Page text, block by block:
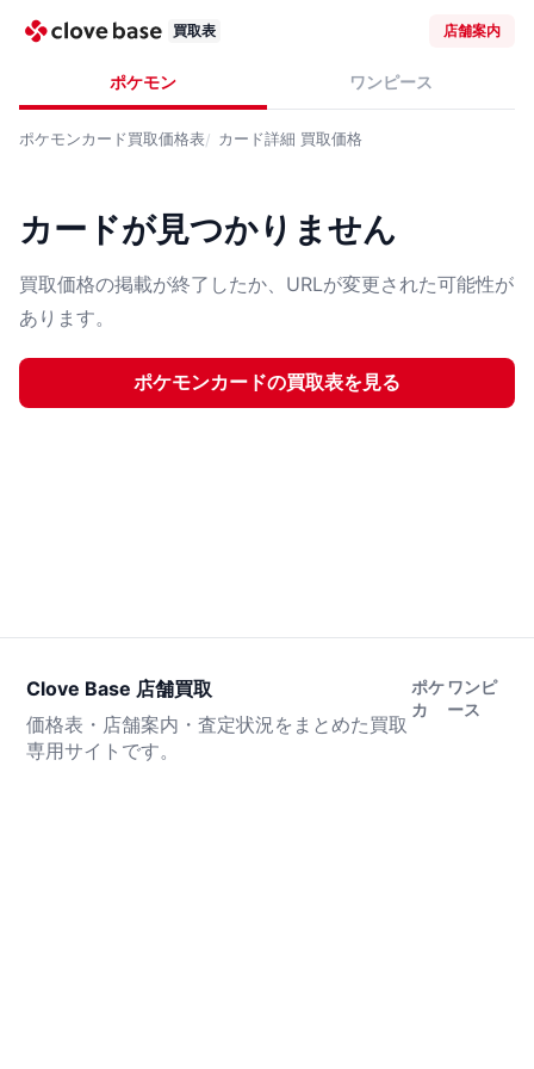
買取表 店舗案内
ポケモン ワンピース
ポケモンカード買取価格表 カード詳細 買取価格
カードが見つかりません
買取価格の掲載が終了したか、URLが変更された可能性が
あります。
ポケモンカードの買取表を見る
Clove Base 店舗買取
価格表・店舗案内・査定状況をまとめた買取
専用サイトです。
ポケ
カ
ワンピ
ース